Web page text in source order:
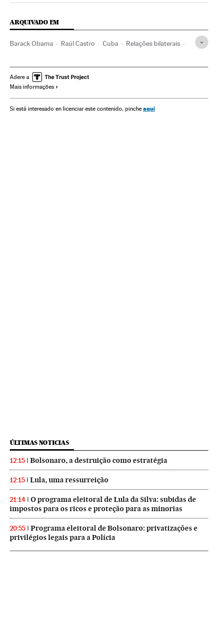
ARQUIVADO EM
Barack Obama Raúl Castro Cuba Relações bilaterais
Relações internacionais América do Norte
América Latina
Adere a
Mais informações
Si está interesado en licenciar este contenido, pinche aquí
ÚLTIMAS NOTICIAS
12:15 Bolsonaro, a destruição como estratégia
12:15 Lula, uma ressurreição
21:14
O programa eleitoral de Lula da Silva: subidas de
impostos para os ricos e proteção para as minorias
20:55
Programa eleitoral de Bolsonaro: privatizações e
privilégios legais para a Polícia